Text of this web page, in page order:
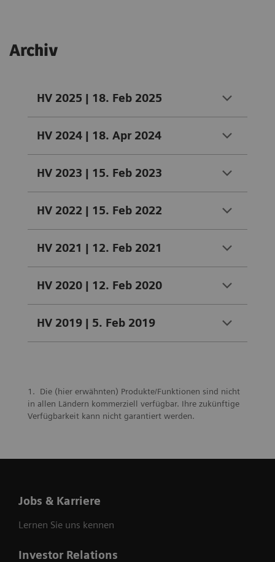
Archiv
HV 2025 | 18. Feb 2025
HV 2024 | 18. Apr 2024
HV 2023 | 15. Feb 2023
HV 2022 | 15. Feb 2022
HV 2021 | 12. Feb 2021
HV 2020 | 12. Feb 2020
HV 2019 | 5. Feb 2019
Die (hier erwähnten) Produkte/Funktionen sind nicht
in allen Ländern kommerziell verfügbar. Ihre zukünftige
Verfügbarkeit kann nicht garantiert werden.
Jobs & Karriere
Lernen Sie uns kennen
Investor Relations